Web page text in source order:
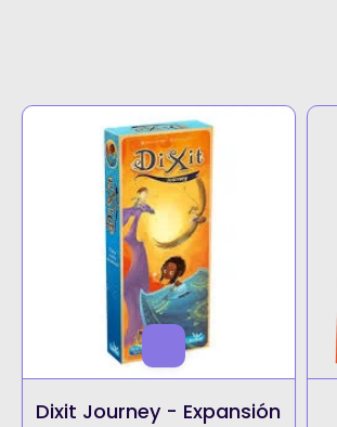
Dixit Journey - Expansión